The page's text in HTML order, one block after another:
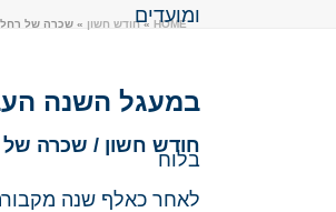
HOME
»חודש חשון » שכרה של רחל
במעגל השנה
חודש חשון / שכרה
לאחר כאלף שנה